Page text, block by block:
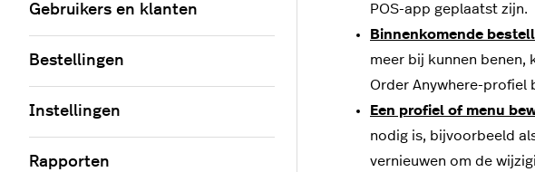
POS-app geplaatst zijn.
Binnenkomende
meer bij kunnen benen,
Order Anywhere-profiel
Een profiel of menu
nodig is, bijvoorbeeld
vernieuwen om de
Gebruikers en klanten
Bestellingen
Instellingen
Rapporten